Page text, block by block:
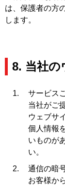
は、保護者の方
します。
8. 当社の
サービス
当社がご
ウェブサ
個人情報
いものが
い。
通信の暗
お客様か